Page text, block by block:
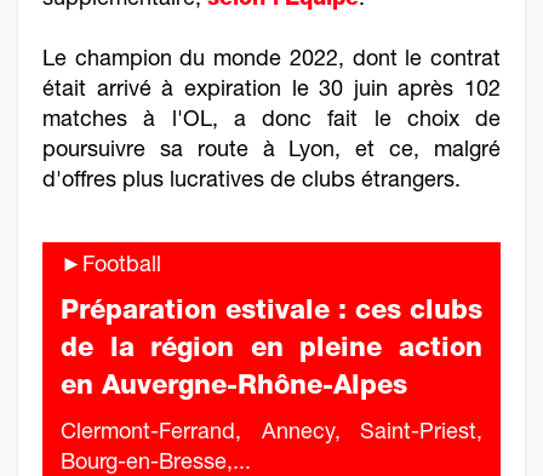
Le champion du monde 2022, dont le contrat
était arrivé à expiration le 30 juin après 102
matches à l'OL, a donc fait le choix de
poursuivre sa route à Lyon, et ce, malgré
d'offres plus lucratives de clubs étrangers.
►Football
Préparation estivale : ces clubs
de la région en pleine action
en Auvergne-Rhône-Alpes
Clermont-Ferrand, Annecy, Saint-Priest,
Bourg-en-Bresse,...